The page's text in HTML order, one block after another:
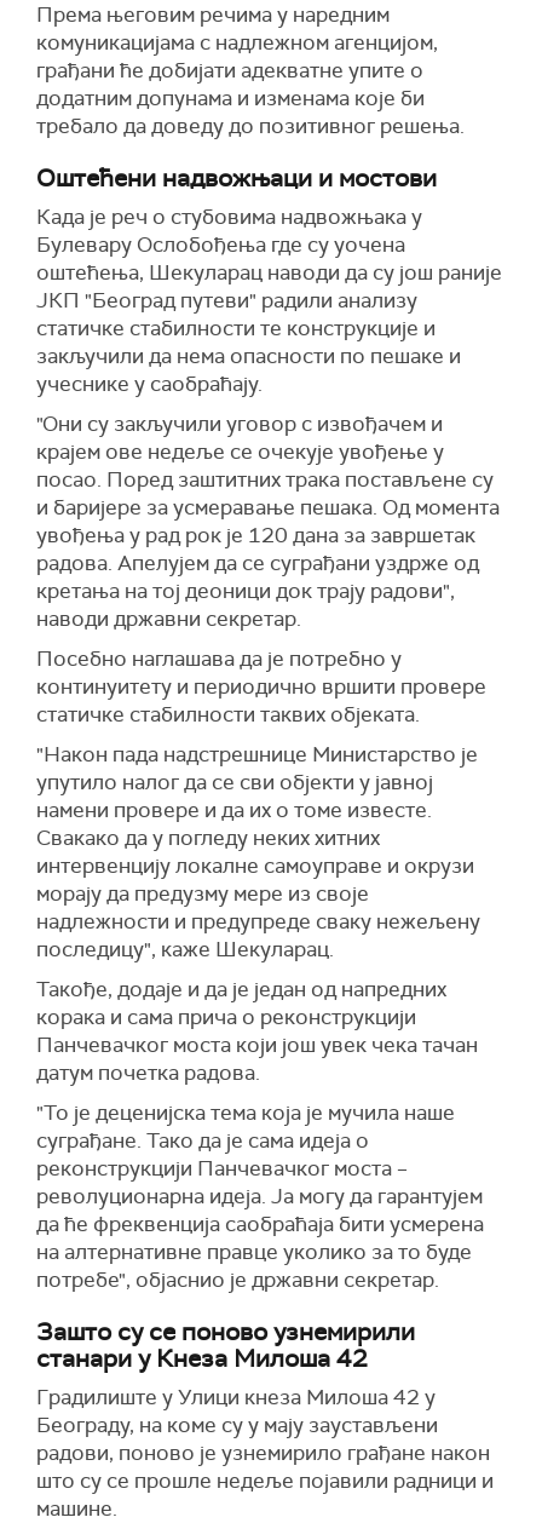
Према његовим речима у наредним
комуникацијама с надлежном агенцијом,
грађани ће добијати адекватне упите о
додатним допунама и изменама које би
требало да доведу до позитивног решења.
Оштећени надвожњаци и мостови
Када је реч о стубовима надвожњака у
Булевару Ослобођења где су уочена
оштећења, Шекуларац наводи да су још раније
ЈКП "Београд путеви" радили анализу
статичке стабилности те конструкције и
закључили да нема опасности по пешаке и
учеснике у саобраћају.
"Они су закључили уговор с извођачем и
крајем ове недеље се очекује увођење у
посао. Поред заштитних трака постављене су
и баријере за усмеравање пешака. Од момента
увођења у рад рок је 120 дана за завршетак
радова. Апелујем да се суграђани уздрже од
кретања на тој деоници док трају радови",
наводи државни секретар.
Посебно наглашава да је потребно у
континуитету и периодично вршити провере
статичке стабилности таквих објеката.
"Након пада надстрешнице Министарство је
упутило налог да се сви објекти у јавној
намени провере и да их о томе известе.
Свакако да у погледу неких хитних
интервенцију локалне самоуправе и окрузи
морају да предузму мере из своје
надлежности и предупреде сваку нежељену
последицу", каже Шекуларац.
Такође, додаје и да је један од напредних
корака и сама прича о реконструкцији
Панчевачког моста који још увек чека тачан
датум почетка радова.
"То је деценијска тема која је мучила наше
суграђане. Тако да је сама идеја о
реконструкцији Панчевачког моста –
револуционарна идеја. Ја могу да гарантујем
да ће фреквенција саобраћаја бити усмерена
на алтернативне правце уколико за то буде
потребе", објаснио је државни секретар.
Зашто су се поново узнемирили
станари у Кнеза Милоша 42
Градилиште у Улици кнеза Милоша 42 у
Београду, на коме су у мају заустављени
радови, поново је узнемирило грађане након
што су се прошле недеље појавили радници и
машине.